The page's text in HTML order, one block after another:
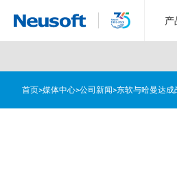
产
首页>媒体中心>公司新闻>东软与哈曼达成